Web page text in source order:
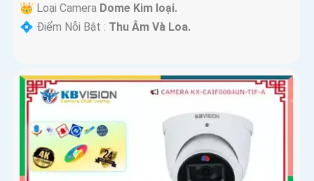
👑 Loại Camera Dome Kim loại.
️💠 Điểm Nỗi Bật : Thu Âm Và Loa.